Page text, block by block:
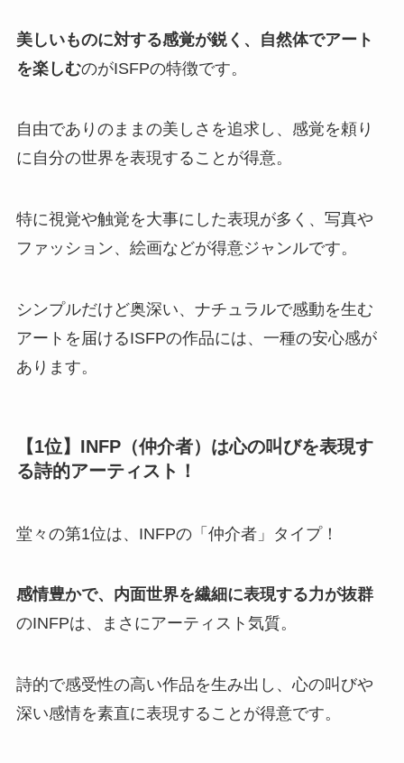
美しいものに対する感覚が鋭く、自然体でアート
を楽しむのがISFPの特徴です。
自由でありのままの美しさを追求し、感覚を頼り
に自分の世界を表現することが得意。
特に視覚や触覚を大事にした表現が多く、写真や
ファッション、絵画などが得意ジャンルです。
シンプルだけど奥深い、ナチュラルで感動を生む
アートを届けるISFPの作品には、一種の安心感が
あります。
【1位】INFP（仲介者）は心の叫びを表現す
る詩的アーティスト！
堂々の第1位は、INFPの「仲介者」タイプ！
感情豊かで、内面世界を繊細に表現する力が抜群
のINFPは、まさにアーティスト気質。
詩的で感受性の高い作品を生み出し、心の叫びや
深い感情を素直に表現することが得意です。